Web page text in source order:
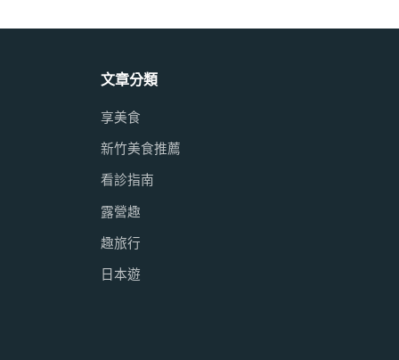
文章分類
享美食
新竹美食推薦
看診指南
露營趣
趣旅行
日本遊